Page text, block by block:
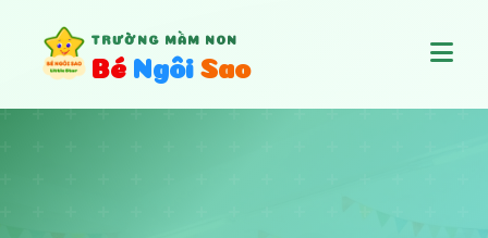
TRƯỜNG MẦM NON
Bé Ngôi Sao